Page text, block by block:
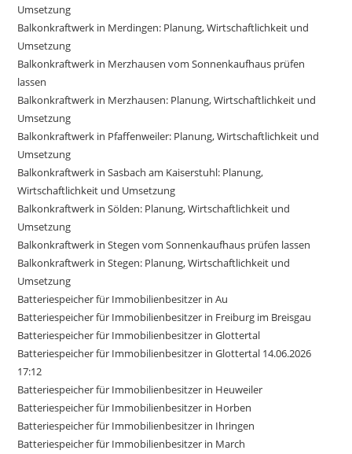
Umsetzung
Balkonkraftwerk in Merdingen: Planung, Wirtschaftlichkeit und
Umsetzung
Balkonkraftwerk in Merzhausen vom Sonnenkaufhaus prüfen
lassen
Balkonkraftwerk in Merzhausen: Planung, Wirtschaftlichkeit und
Umsetzung
Balkonkraftwerk in Pfaffenweiler: Planung, Wirtschaftlichkeit und
Umsetzung
Balkonkraftwerk in Sasbach am Kaiserstuhl: Planung,
Wirtschaftlichkeit und Umsetzung
Balkonkraftwerk in Sölden: Planung, Wirtschaftlichkeit und
Umsetzung
Balkonkraftwerk in Stegen vom Sonnenkaufhaus prüfen lassen
Balkonkraftwerk in Stegen: Planung, Wirtschaftlichkeit und
Umsetzung
Batteriespeicher für Immobilienbesitzer in Au
Batteriespeicher für Immobilienbesitzer in Freiburg im Breisgau
Batteriespeicher für Immobilienbesitzer in Glottertal
Batteriespeicher für Immobilienbesitzer in Glottertal 14.06.2026
17:12
Batteriespeicher für Immobilienbesitzer in Heuweiler
Batteriespeicher für Immobilienbesitzer in Horben
Batteriespeicher für Immobilienbesitzer in Ihringen
Batteriespeicher für Immobilienbesitzer in March